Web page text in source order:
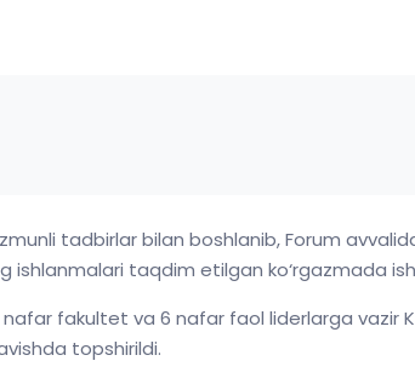
tadbirlar bilan boshlanib, Forum
ishlanmalari taqdim etilgan ko‘rgazmada
fakultet va 6 nafar faol liderlarga vazir
topshirildi.